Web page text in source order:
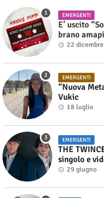
EMERGENTI
E’ uscito
brano
22 dicembre
EMERGENTI
“Nuova
Vukic
18 luglio
EMERGENTI
THE
singolo e
29 giugno